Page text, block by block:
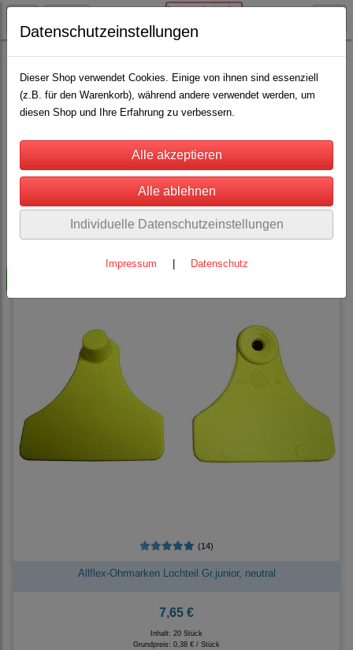
Rinderhaltung
Kennzeichnung für Rinder
Allflex-Ohrmarken Gr. 1(3)
Alle Größen der Allflex-Ohrmarken können untereinander
(14)
Allflex-Ohrmarken Lochteil Gr.junior, neutral
7,65 €
Inhalt: 20 Stück
Grundpreis: 0,38 € / Stück
Datenschutzeinstellungen
Dieser Shop verwendet Cookies. Einige von ihnen sind essenziell
(z.B. für den Warenkorb), während andere verwendet werden, um
diesen Shop und Ihre Erfahrung zu verbessern.
Individuelle Datenschutzeinstellungen
Impressum Datenschutz